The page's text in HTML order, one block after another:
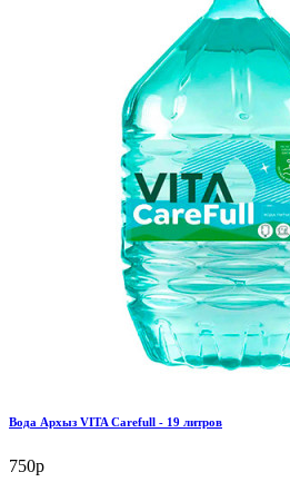
Вода Архыз VITA Carefull - 19 литров
750р